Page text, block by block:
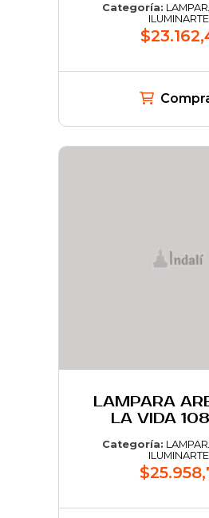
Categoría:
ILUMINARTE
LAMPARA
LA VIDA
Categoría:
ILUMINARTE